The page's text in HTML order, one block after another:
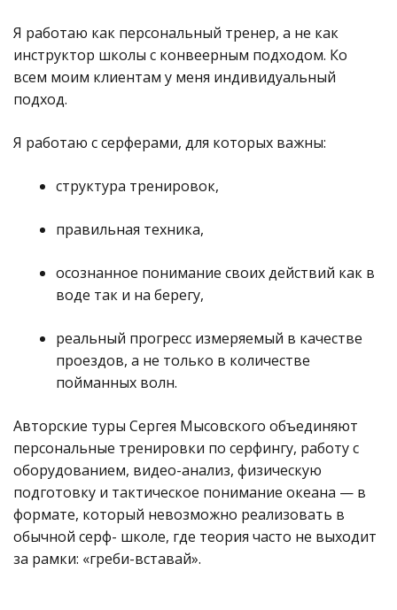
Я работаю как персональный тренер, а не как
инструктор школы с конвеерным подходом. Ко
всем моим клиентам у меня индивидуальный
подход.
Я работаю с серферами, для которых важны:
структура тренировок,
правильная техника,
осознанное понимание своих действий как в
воде так и на берегу,
реальный прогресс измеряемый в качестве
проездов, а не только в количестве
пойманных волн.
Авторские туры Сергея Мысовского объединяют
персональные тренировки по серфингу, работу с
оборудованием, видео-анализ, физическую
подготовку и тактическое понимание океана — в
формате, который невозможно реализовать в
обычной серф- школе, где теория часто не выходит
за рамки: «греби-вставай».